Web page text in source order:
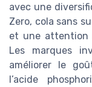
avec une
Zero, cola sans
et une attention
Les marques
améliorer le
l’acide